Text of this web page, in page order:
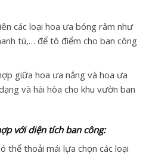
các loại hoa ưa bóng râm như
tú,… để tô điểm cho ban công
giữa hoa ưa nắng và hoa ưa
và hài hòa cho khu vườn ban
với diện tích ban công:
thể thoải mái lựa chọn các loại